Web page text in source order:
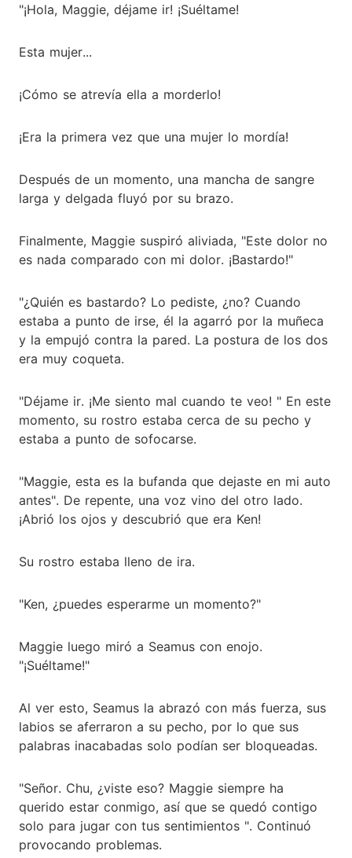
"¡Hola, Maggie, déjame ir! ¡Suéltame!
Esta mujer...
¡Cómo se atrevía ella a morderlo!
¡Era la primera vez que una mujer lo mordía!
Después de un momento, una mancha de sangre
larga y delgada fluyó por su brazo.
Finalmente, Maggie suspiró aliviada, "Este dolor no
es nada comparado con mi dolor. ¡Bastardo!"
"¿Quién es bastardo? Lo pediste, ¿no? Cuando
estaba a punto de irse, él la agarró por la muñeca
y la empujó contra la pared. La postura de los dos
era muy coqueta.
"Déjame ir. ¡Me siento mal cuando te veo! " En este
momento, su rostro estaba cerca de su pecho y
estaba a punto de sofocarse.
"Maggie, esta es la bufanda que dejaste en mi auto
antes". De repente, una voz vino del otro lado.
¡Abrió los ojos y descubrió que era Ken!
Su rostro estaba lleno de ira.
"Ken, ¿puedes esperarme un momento?"
Maggie luego miró a Seamus con enojo.
"¡Suéltame!"
Al ver esto, Seamus la abrazó con más fuerza, sus
labios se aferraron a su pecho, por lo que sus
palabras inacabadas solo podían ser bloqueadas.
"Señor. Chu, ¿viste eso? Maggie siempre ha
querido estar conmigo, así que se quedó contigo
solo para jugar con tus sentimientos ". Continuó
provocando problemas.